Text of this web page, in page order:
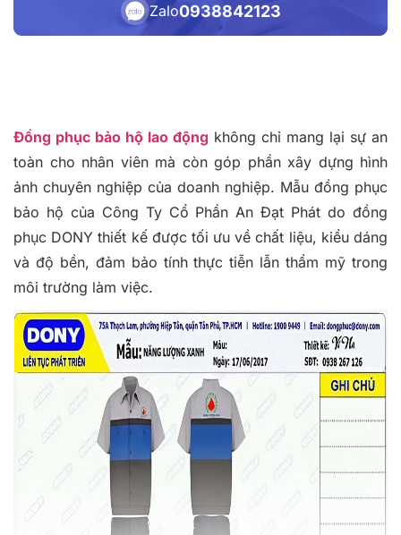
Zalo0938842123
Đồng phục bảo hộ lao động không chỉ mang lại sự an
toàn cho nhân viên mà còn góp phần xây dựng hình
ảnh chuyên nghiệp của doanh nghiệp. Mẫu đồng phục
bảo hộ của Công Ty Cổ Phần An Đạt Phát do đồng
phục DONY thiết kế được tối ưu về chất liệu, kiểu dáng
và độ bền, đảm bảo tính thực tiễn lẫn thẩm mỹ trong
môi trường làm việc.